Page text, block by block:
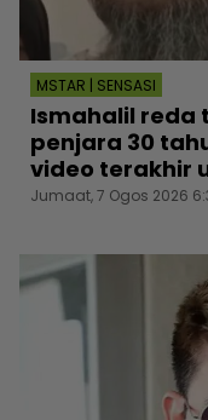
MSTAR | SENSASI
Ismahalil reda
penjara 30
video terakhir
Jumaat, 7 Ogos 2026